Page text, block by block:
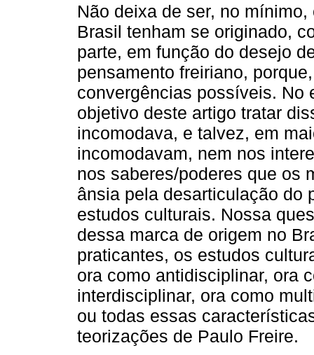
Não deixa de ser, no
Brasil tenham se originado,
parte, em função do desejo
pensamento freiriano,
convergências possíveis. No
objetivo deste artigo tratar
incomodava, e talvez, em
incomodavam, nem nos
nos saberes/poderes que os
ânsia pela desarticulação do
estudos culturais. Nossa
dessa marca de origem no
praticantes, os estudos
ora como antidisciplinar, ora
interdisciplinar, ora como
ou todas essas
teorizações de Paulo Freire.